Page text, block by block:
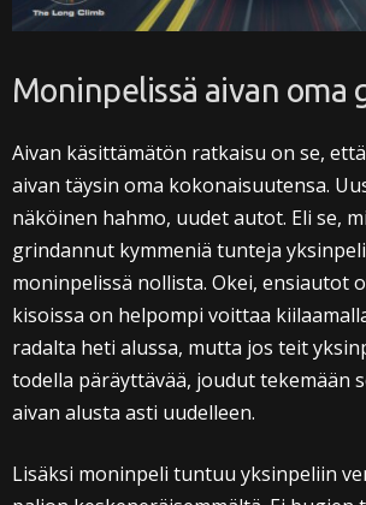
Moninpelissä aivan oma
Aivan käsittämätön ratkaisu on se,
aivan täysin oma kokonaisuutensa.
näköinen hahmo, uudet autot. Eli se,
grindannut kymmeniä tunteja
moninpelissä nollista. Okei, ensiautot
kisoissa on helpompi voittaa
radalta heti alussa, mutta jos teit
todella päräyttävää, joudut tekemään
aivan alusta asti uudelleen.
Lisäksi moninpeli tuntuu yksinpeliin